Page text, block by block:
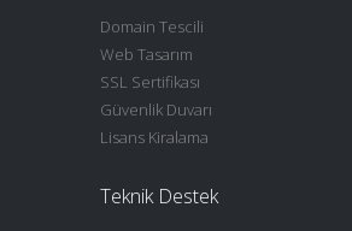
Domain Tescili
Web Tasarım
SSL Sertifikası
Güvenlik Duvarı
Lisans Kiralama
Teknik Destek